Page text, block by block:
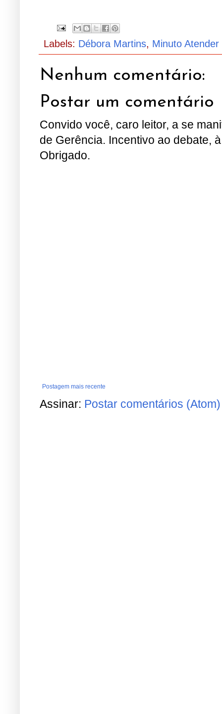
Labels: Débora Martins, Minuto Atender
Nenhum comentário:
Postar um comentário
Convido você, caro leitor, a se
de Gerência. Incentivo ao debate,
Obrigado.
Postagem mais recente
Assinar: Postar comentários (Atom)